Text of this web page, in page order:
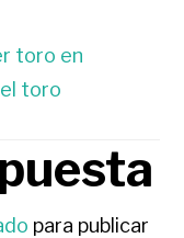
toro en
toro
para publicar